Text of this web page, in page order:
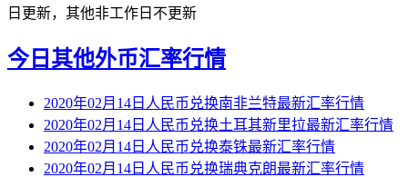
日更新，其他非工作日不更新
今日其他外币汇率行情
2020年02月14日人民币兑换南非兰特最新汇率行情
2020年02月14日人民币兑换土耳其新里拉最新汇率行情
2020年02月14日人民币兑换泰铢最新汇率行情
2020年02月14日人民币兑换瑞典克朗最新汇率行情